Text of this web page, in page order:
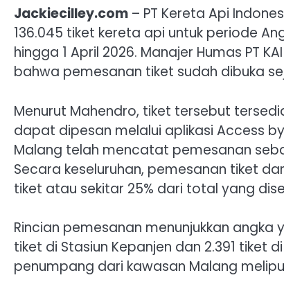
Jackiecilley.com – PT Kereta Api
136.045 tiket kereta api untuk periode
hingga 1 April 2026. Manajer Humas PT
bahwa pemesanan tiket sudah dibuka
Menurut Mahendro, tiket tersebut
dapat dipesan melalui aplikasi Access
Malang telah mencatat pemesanan
Secara keseluruhan, pemesanan tiket
tiket atau sekitar 25% dari total yang
Rincian pemesanan menunjukkan
tiket di Stasiun Kepanjen dan 2.391 tiket
penumpang dari kawasan Malang